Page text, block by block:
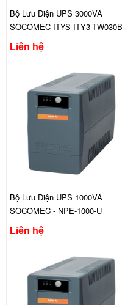
Bộ Lưu Điện UPS 3000VA
SOCOMEC ITYS ITY3-TW030B
Liên hệ
Bộ Lưu Điện UPS 1000VA
SOCOMEC - NPE-1000-U
Liên hệ